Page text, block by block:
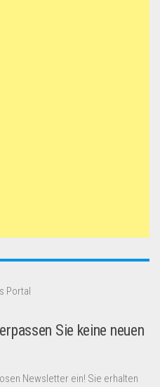
Portal
Sie keine neuen
Newsletter ein! Sie erhalten